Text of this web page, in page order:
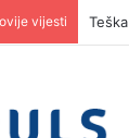
vijesti